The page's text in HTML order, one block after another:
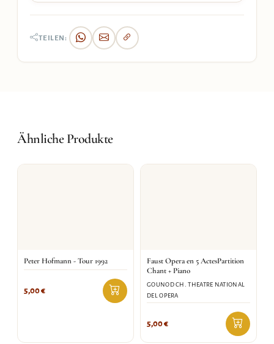
TEILEN:
Ähnliche Produkte
Peter Hofmann - Tour 1992
5,00€
Faust Opera en 5 ActesPartition
Chant + Piano
GOUNOD CH. THEATRE NATIONAL
DEL OPERA
5,00€